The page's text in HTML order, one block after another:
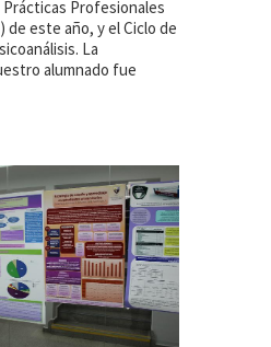
Profesionales
de este año, y el Ciclo de
La
alumnado fue